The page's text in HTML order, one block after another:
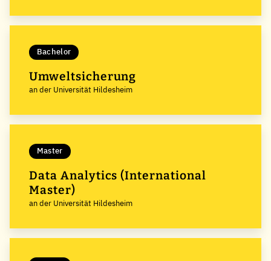
Bachelor
Umweltsicherung
an der Universität Hildesheim
Master
Data Analytics (International
Master)
an der Universität Hildesheim